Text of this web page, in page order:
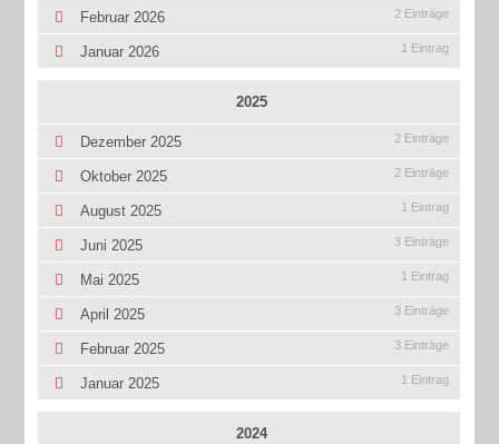
Februar 2026 2 Einträge
Januar 2026 1 Eintrag
2025
Dezember 2025 2 Einträge
Oktober 2025 2 Einträge
August 2025 1 Eintrag
Juni 2025 3 Einträge
Mai 2025 1 Eintrag
April 2025 3 Einträge
Februar 2025 3 Einträge
Januar 2025 1 Eintrag
2024